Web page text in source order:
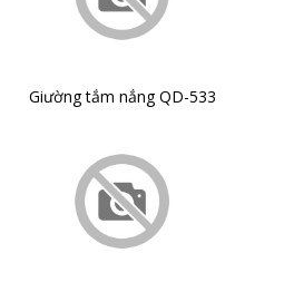
Giường tắm nắng QD-533